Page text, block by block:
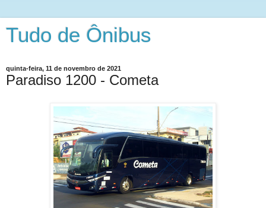
Tudo de Ônibus
quinta-feira, 11 de novembro de 2021
Paradiso 1200 - Cometa